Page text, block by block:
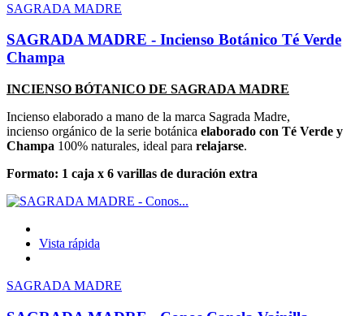
SAGRADA MADRE
SAGRADA MADRE - Incienso Botánico Té Verde
Champa
INCIENSO BÓTANICO DE SAGRADA MADRE
Incienso elaborado a mano de la marca Sagrada Madre,
incienso orgánico de la serie botánica elaborado con Té Verde y
Champa 100% naturales, ideal para relajarse.
Formato: 1 caja x 6 varillas de duración extra
Vista rápida
SAGRADA MADRE